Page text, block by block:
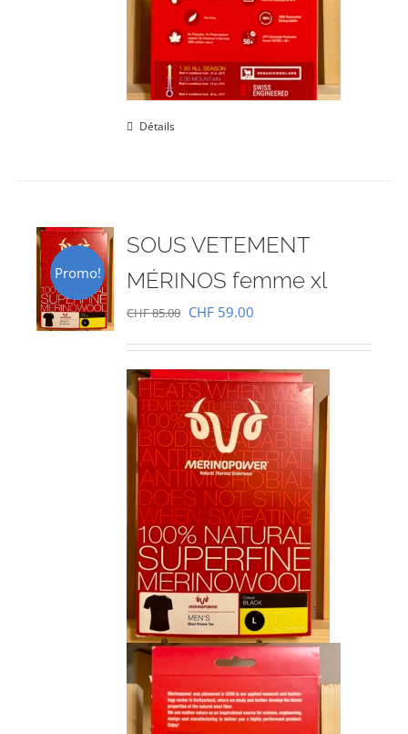
Détails
Promo!
SOUS VETEMENT
MÉRINOS femme xl
CHF85.00 Le
initial
était :
CHF 85.00.
CHF 59.00
actuel
est :
CHF 59.00.